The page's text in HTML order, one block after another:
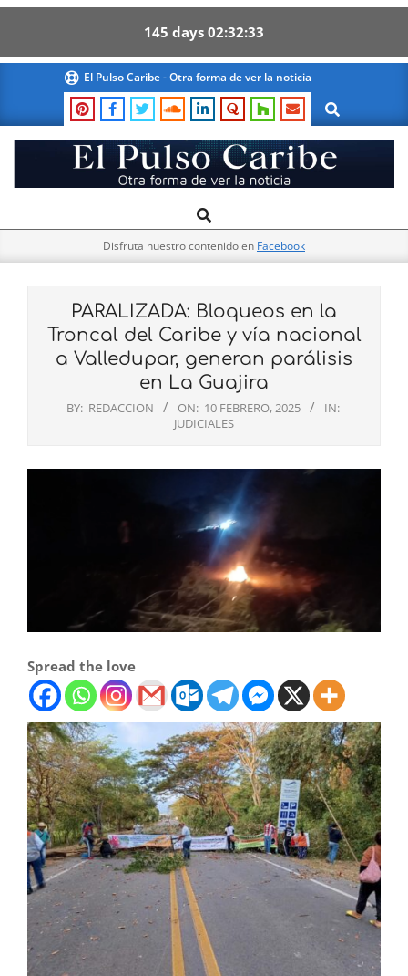
145 days 02 32 32
content
El Pulso Caribe - Otra forma de ver la noticia
Search
El
Pulso
Navigation
Search
Disfruta nuestro contenido en Facebook
PARALIZADA: Bloqueos en la
Troncal del Caribe y vía nacional
a Valledupar, generan parálisis
en La Guajira
BY: REDACCION ON: 10 FEBRERO, 2025
IN:
JUDICIALES
Spread the love